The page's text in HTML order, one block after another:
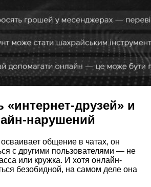
«интернет-друзей» и
нарушений
осваивает общение в чатах, он
с другими пользователями — не
или кружка. И хотя онлайн-
безобидной, на самом деле она